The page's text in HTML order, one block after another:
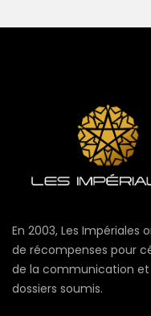
En 2003, Les
de récompenses pour
de la communication et
dossiers soumis.